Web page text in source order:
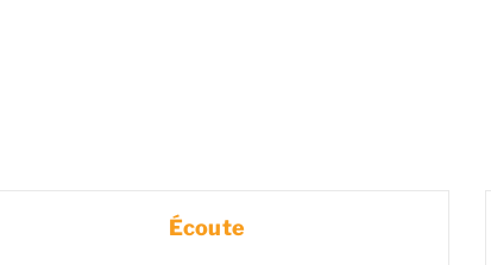
Écoute